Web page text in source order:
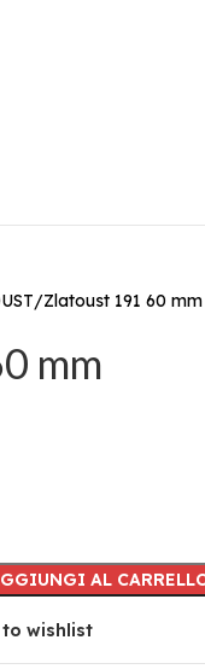
Zlatoust 191 60 mm
mm
AL
wishlist